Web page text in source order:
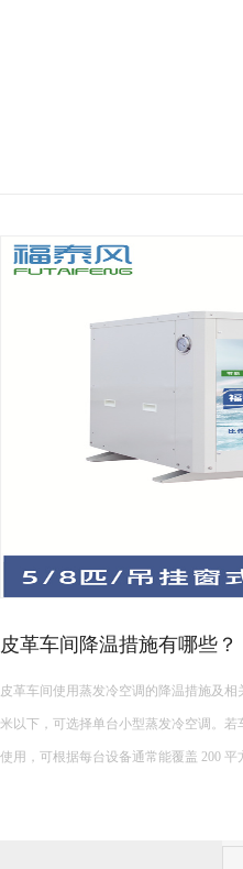
高发热车间降温攻略！
注塑、五金、锻造、焊接等高发热车间
畅，室内温度常年居高不下，远超普通
发，增加维修成本。 &nbs...